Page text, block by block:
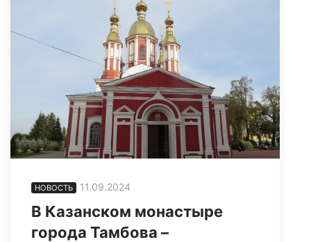
НОВОСТЬ 11.09.2024
В Казанском монастыре
города Тамбова –